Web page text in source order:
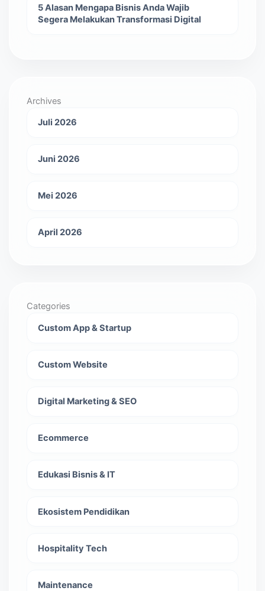
5 Alasan Mengapa Bisnis Anda Wajib
Segera Melakukan Transformasi Digital
Archives
Juli 2026
Juni 2026
Mei 2026
April 2026
Categories
Custom App & Startup
Custom Website
Digital Marketing & SEO
Ecommerce
Edukasi Bisnis & IT
Ekosistem Pendidikan
Hospitality Tech
Maintenance